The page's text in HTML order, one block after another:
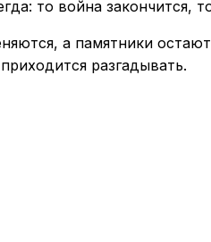
то война закончится,
а памятники
разгадывать.